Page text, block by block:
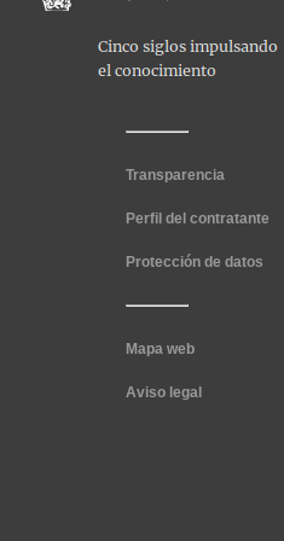
Transparencia
Perfil del contratante
Protección de datos
Mapa web
Aviso legal